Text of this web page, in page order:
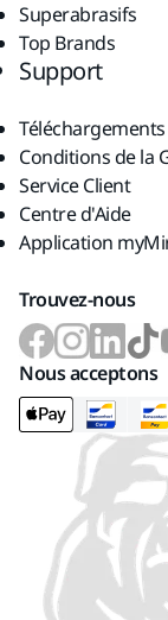
Superabrasifs
Top Brands
Support
Téléchargements
Conditions de la
Service Client
Centre d'Aide
Application
Trouvez-nous
Nous acceptons